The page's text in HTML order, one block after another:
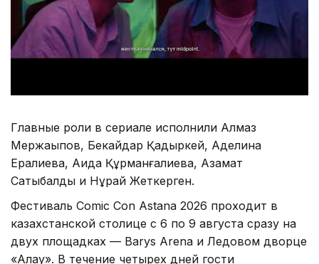
Главные роли в сериале исполнили Алмаз
Мержақыпов, Бекайдар Қадыркей, Аделина
Ералиева, Аида Құрманғалиева, Азамат
Сатыбалды и Нұрай Жеткерген.
Фестиваль Comic Con Astana 2026 проходит в
казахстанской столице с 6 по 9 августа сразу на
двух площадках — Barys Arena и Ледовом дворце
«Алау». В течение четырех дней гости